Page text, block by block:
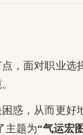
，面对职业选
惑，从而更好
主题为“气运宏图